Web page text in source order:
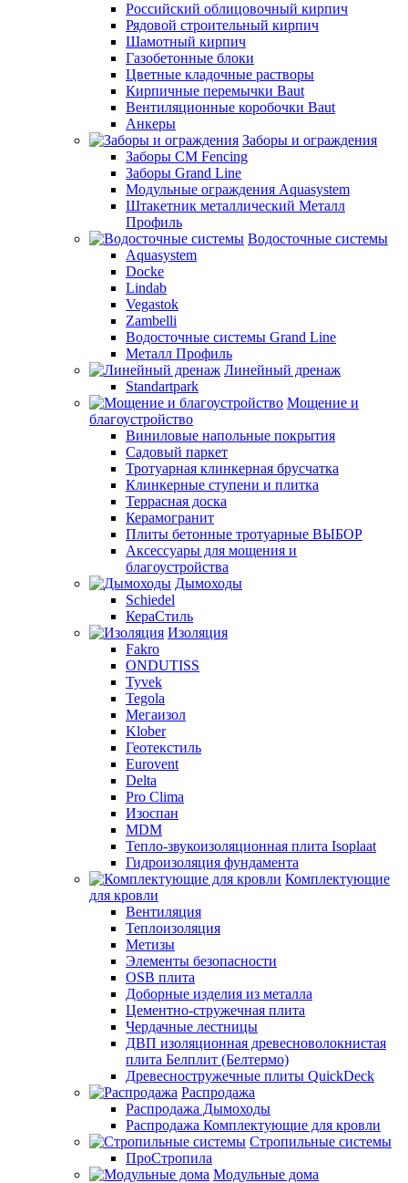
Российский облицовочный кирпич
Рядовой строительный кирпич
Шамотный кирпич
Газобетонные блоки
Цветные кладочные растворы
Кирпичные перемычки Baut
Вентиляционные коробочки Baut
Анкеры
Заборы и ограждения
Заборы CM Fencing
Заборы Grand Line
Модульные ограждения Aquasystem
Штакетник металлический Металл
Профиль
Водосточные системы
Aquasystem
Docke
Lindab
Vegastok
Zambelli
Водосточные системы Grand Line
Металл Профиль
Линейный дренаж
Standartpark
Мощение и
благоустройство
Виниловые напольные покрытия
Садовый паркет
Тротуарная клинкерная брусчатка
Клинкерные ступени и плитка
Террасная доска
Керамогранит
Плиты бетонные тротуарные ВЫБОР
Аксессуары для мощения и
благоустройства
Дымоходы
Schiedel
КераСтиль
Изоляция
Fakro
ONDUTISS
Tyvek
Tegola
Мегаизол
Klober
Геотекстиль
Eurovent
Delta
Pro Clima
Изоспан
MDM
Тепло-звукоизоляционная плита Isoplaat
Гидроизоляция фундамента
Комплектующие
для кровли
Вентиляция
Теплоизоляция
Метизы
Элементы безопасности
OSB плита
Доборные изделия из металла
Цементно-стружечная плита
Чердачные лестницы
ДВП изоляционная древесноволокнистая
плита Белплит (Белтермо)
Древесностружечные плиты QuickDeck
Распродажа
Распродажа Дымоходы
Распродажа Комплектующие для кровли
Стропильные системы
ПроСтропила
Модульные дома